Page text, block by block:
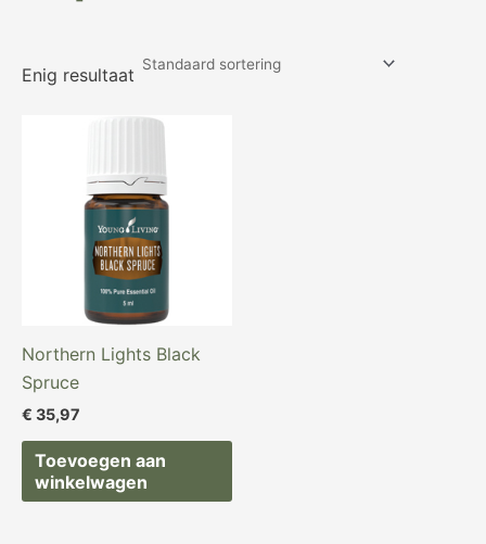
Enig resultaat
Northern Lights Black
Spruce
€ 35,97
Toevoegen aan
winkelwagen